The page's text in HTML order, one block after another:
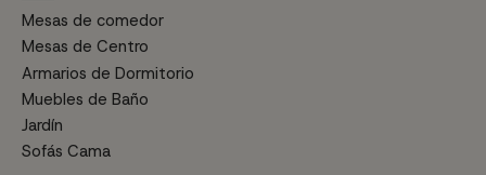
Mesas de comedor
Mesas de Centro
Armarios de Dormitorio
Muebles de Baño
Jardín
Sofás Cama